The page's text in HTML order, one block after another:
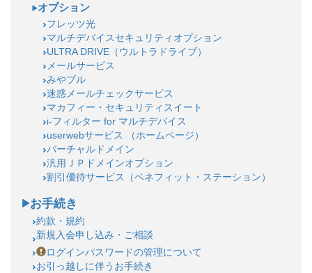
オプション
フレッツ光
マルチデバイスセキュリティオプション
ULTRA DRIVE（ウルトラドライブ）
メールサービス
みやブル
迷惑メールチェックサービス
マカフィー・セキュリティスイート
i-フィルター for マルチデバイス
userwebサービス （ホームページ）
バーチャルドメイン
汎用ＪＰドメインオプション
割引優待サービス（ベネフィット・ステーション）
お手続き
約款・規約
新規入会申し込み・ご相談
ログインパスワードの管理について
お引っ越しに伴うお手続き